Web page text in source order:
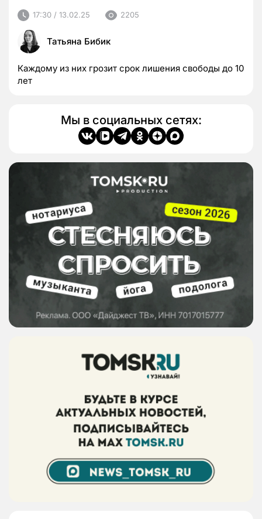
17:30 / 13.02.25 2205
Татьяна Бибик
Каждому из них грозит срок лишения свободы до 10
лет
Мы в социальных сетях: